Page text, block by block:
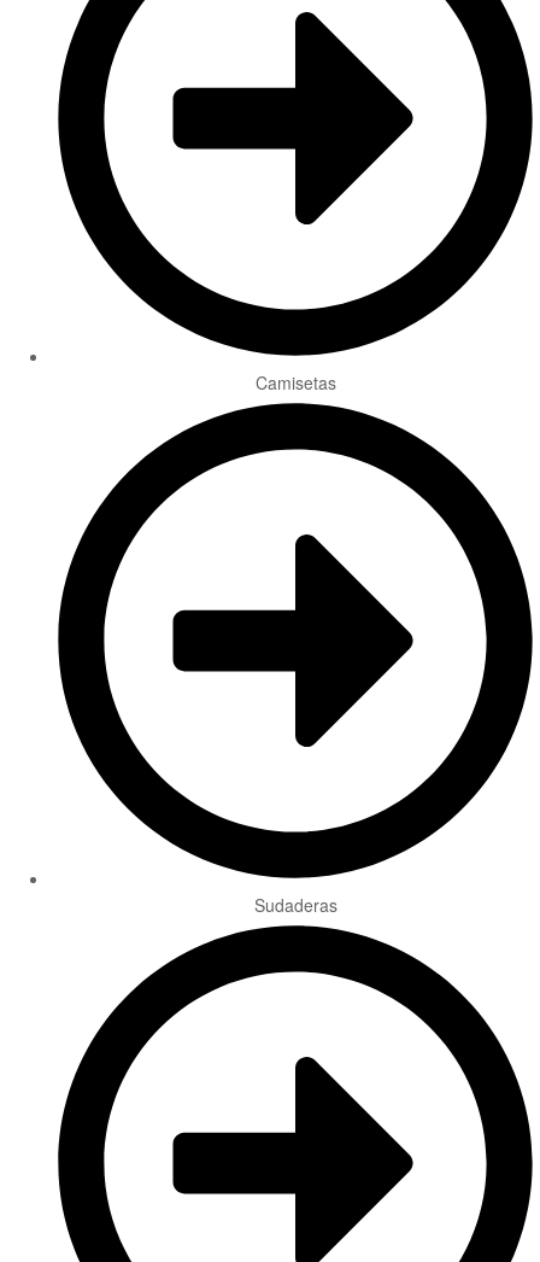
Camisetas
Sudaderas